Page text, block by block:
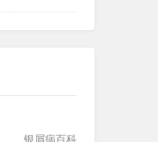
银屑病百科